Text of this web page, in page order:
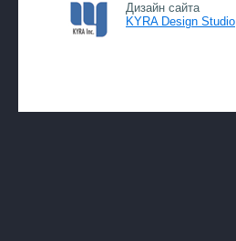
Дизайн сайта
KYRA Design Studio